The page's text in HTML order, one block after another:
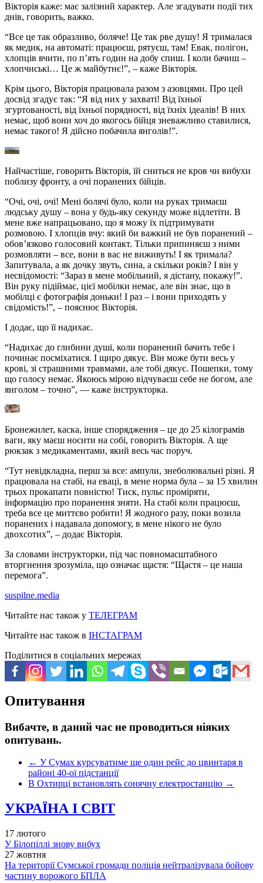
Вікторія каже: має залізний характер. Але згадувати події тих
днів, говорить, важко.
“Все це так образливо, боляче! Це так рве душу! Я трималася
як медик, на автоматі: працюєш, рятуєш, там! Евак, полігон,
хлопців вчити, по п’ять годин на добу спиш. І коли бачиш –
хлопчиські… Це ж майбутнє!”, – каже Вікторія.
Крім цього, Вікторія працювала разом з азовцями. Про цей
досвід згадує так: “Я від них у захваті! Від їхньої
згуртованості, від їхньої порядності, від їхніх ідеалів! В них
немає, щоб вони хоч до якогось бійця зневажливо ставилися,
немає такого! Я дійсно побачила янголів!”.
Найчастіше, говорить Вікторія, їй сниться не кров чи вибухи
поблизу фронту, а очі поранених бійців.
“Очі, очі, очі! Мені болячі було, коли на руках тримаєш
людську душу – вона у будь-яку секунду може відлетіти. В
мене вже напрацьовано, що я можу їх підтримувати
розмовою. І хлопців вчу: який би важкий не був поранений –
обов’язково голосовий контакт. Тільки припиняєш з ними
розмовляти – все, вони в вас не виживуть! І як тримала?
Запитувала, а як дочку звуть, сина, а скільки років? І він у
несвідомості: “Зараз в мене мобільний, я дістану, покажу!”.
Він руку підіймає, цієї мобілки немає, але він знає, що в
мобілці є фотографія доньки! І раз – і вони приходять у
свідомість!”, – пояснює Вікторія.
І додає, що її надихає.
“Надихає до глибини душі, коли поранений бачить тебе і
починає посміхатися. І щиро дякує. Він може бути весь у
крові, зі страшними травмами, але тобі дякує. Пошепки, тому
що голосу немає. Якоюсь мірою відчуваєш себе не богом, але
янголом – точно”, — каже інструкторка.
Бронежилет, каска, інше спорядження – це до 25 кілограмів
ваги, яку маєш носити на собі, говорить Вікторія. А ще
рюкзак з медикаментами, який весь час поруч.
“Тут невідкладна, перш за все: ампули, знеболювальні різні. Я
працювала на стабі, на еваці, в мене норма була – за 15 хвилин
трьох прокапати повністю! Тиск, пульс проміряти,
інформацію про поранення зняти. На стабі коли працюєш,
треба все це миттєво робити! Я жодного разу, поки возила
поранених і надавала допомогу, в мене нікого не було
двохсотих”, – додає Вікторія.
За словами інструкторки, під час повномасштабного
вторгнення зрозуміла, що означає щастя: “Щастя – це наша
перемога”.
suspilne.media
Читайте нас також у ТЕЛЕГРАМ
Читайте нас також в ІНСТАГРАМ
Поділитися в соціальних мережах
Опитування
Вибачте, в даний час не проводиться ніяких
опитувань.
← У Сумах курсуватиме ще один рейс до цвинтаря в
районі 40-ої підстанції
В Охтирці встановлять сонячну електростанцію →
УКРАЇНА І СВІТ
17 лютого
У Білопіллі знову вибух
27 жовтня
На території Сумської громади поліція нейтралізувала бойову
частину ворожого БПЛА